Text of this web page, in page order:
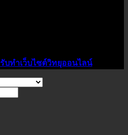
รับทำเว็บไซต์วิทยุออนไลน์